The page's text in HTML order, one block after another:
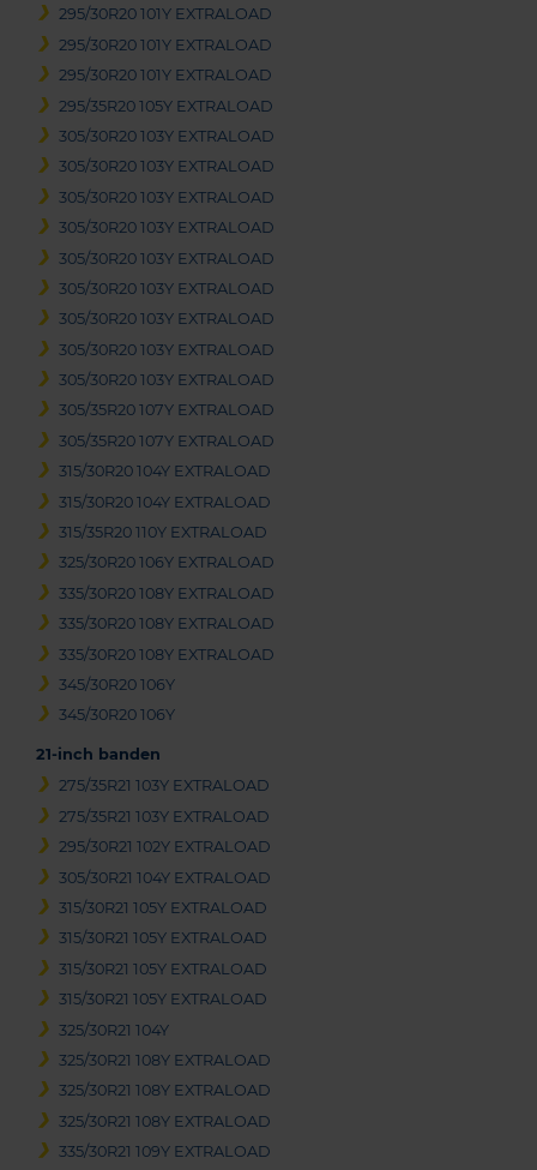
295/30R20 101Y EXTRALOAD
295/30R20 101Y EXTRALOAD
295/30R20 101Y EXTRALOAD
295/35R20 105Y EXTRALOAD
305/30R20 103Y EXTRALOAD
305/30R20 103Y EXTRALOAD
305/30R20 103Y EXTRALOAD
305/30R20 103Y EXTRALOAD
305/30R20 103Y EXTRALOAD
305/30R20 103Y EXTRALOAD
305/30R20 103Y EXTRALOAD
305/30R20 103Y EXTRALOAD
305/30R20 103Y EXTRALOAD
305/35R20 107Y EXTRALOAD
305/35R20 107Y EXTRALOAD
315/30R20 104Y EXTRALOAD
315/30R20 104Y EXTRALOAD
315/35R20 110Y EXTRALOAD
325/30R20 106Y EXTRALOAD
335/30R20 108Y EXTRALOAD
335/30R20 108Y EXTRALOAD
335/30R20 108Y EXTRALOAD
345/30R20 106Y
345/30R20 106Y
21-inch banden
275/35R21 103Y EXTRALOAD
275/35R21 103Y EXTRALOAD
295/30R21 102Y EXTRALOAD
305/30R21 104Y EXTRALOAD
315/30R21 105Y EXTRALOAD
315/30R21 105Y EXTRALOAD
315/30R21 105Y EXTRALOAD
315/30R21 105Y EXTRALOAD
325/30R21 104Y
325/30R21 108Y EXTRALOAD
325/30R21 108Y EXTRALOAD
325/30R21 108Y EXTRALOAD
335/30R21 109Y EXTRALOAD